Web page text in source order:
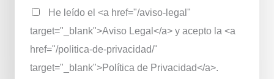
He leído el <a href="/aviso-legal"
target="_blank">Aviso Legal</a> y acepto la <a
href="/politica-de-privacidad/"
target="_blank">Política de Privacidad</a>.